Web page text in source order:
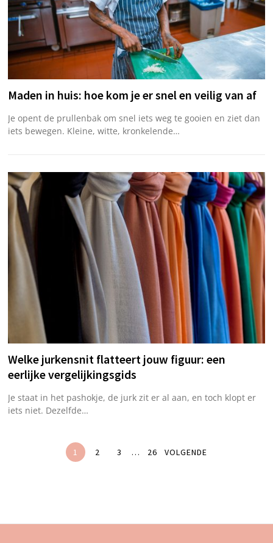
Maden in huis: hoe kom je er snel en veilig van af
Je opent de prullenbak om snel iets weg te gooien en ziet dan
iets bewegen. Kleine, witte, kronkelende…
Welke jurkensnit flatteert jouw figuur: een
eerlijke vergelijkingsgids
Je staat in het pashokje, de jurk zit er al aan, en toch klopt er
iets niet. Dezelfde…
1 2 3 … 26 VOLGENDE